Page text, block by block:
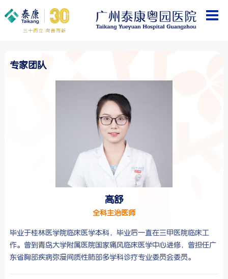
专家团队
高舒
全科主治医师
毕业于桂林医学院临床医学本科，毕业后一直在三甲医院临床工
作。曾到青岛大学附属医院国家痛风临床医学中心进修，曾担任广
东省胸部疾病弥漫间质性肺部多学科诊疗专业委员会委员。